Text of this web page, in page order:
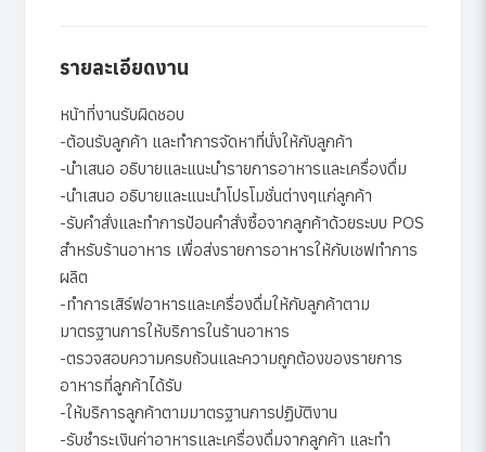
รายละเอียดงาน
หน้าที่งานรับผิดชอบ
-ต้อนรับลูกค้า และทำการจัดหาที่นั่งให้กับลูกค้า
-นำเสนอ อธิบายและแนะนำรายการอาหารและเครื่องดื่ม
-นำเสนอ อธิบายและแนะนำโปรโมชั่นต่างๆแก่ลูกค้า
-รับคำสั่งและทำการป้อนคำสั่งซื้อจากลูกค้าด้วยระบบ POS
สำหรับร้านอาหาร เพื่อส่งรายการอาหารให้กับเชฟทำการ
ผลิต
-ทำการเสิร์ฟอาหารและเครื่องดื่มให้กับลูกค้าตาม
มาตรฐานการให้บริการในร้านอาหาร
-ตรวจสอบความครบถ้วนและความถูกต้องของรายการ
อาหารที่ลูกค้าได้รับ
-ให้บริการลูกค้าตามมาตรฐานการปฏิบัติงาน
-รับชำระเงินค่าอาหารและเครื่องดื่มจากลูกค้า และทำ